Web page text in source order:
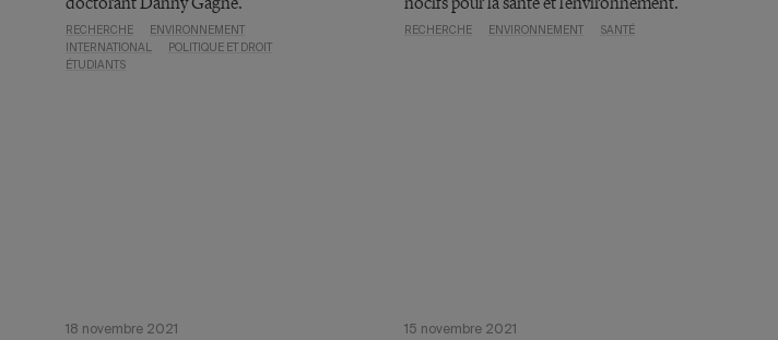
RECHERCHE
ENVIRONNEMENT
INTERNATIONAL
POLITIQUE ET DROIT
ÉTUDIANTS
RECHERCHE ENVIRONNEMENT SANTÉ
18 novembre 2021 15 novembre 2021